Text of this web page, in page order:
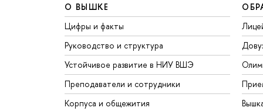
О ВЫШКЕ
Цифры и факты
Руководство и структура
Устойчивое развитие в НИУ ВШЭ
Преподаватели и сотрудники
Корпуса и общежития